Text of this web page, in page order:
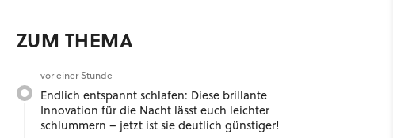
ZUM THEMA
vor einer Stunde
Endlich entspannt schlafen: Diese brillante
Innovation für die Nacht lässt euch leichter
schlummern – jetzt ist sie deutlich günstiger!